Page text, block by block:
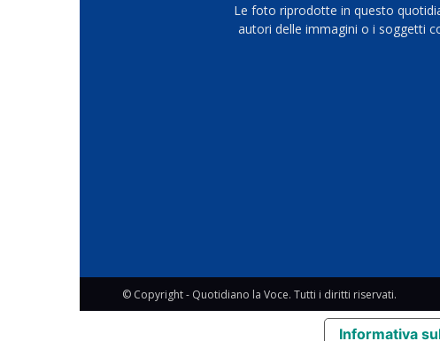
Le foto riprodotte in questo
autori delle immagini o i soggetti
© Copyright - Quotidiano la Voce. Tutti i diritti riservati.
Informativa